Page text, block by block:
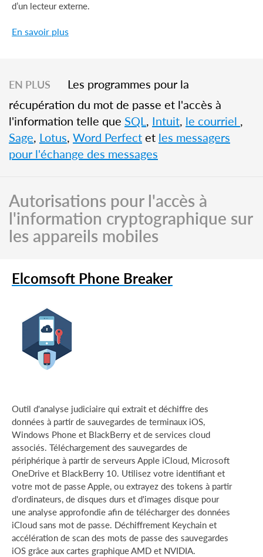
d’un lecteur externe.
En savoir plus
EN PLUS
Les programmes pour la
récupération du mot de passe et l'accès à
l'information telle que SQL , Intuit, le courriel ,
Sage, Lotus, Word Perfect et les messagers
pour l'échange des messages
Autorisations pour l'accès à
l'information cryptographique sur
les appareils mobiles
Elcomsoft Phone Breaker
Outil d'analyse judiciaire qui extrait et déchiffre des
données à partir de sauvegardes de terminaux iOS,
Windows Phone et BlackBerry et de services cloud
associés. Téléchargement des sauvegardes de
périphérique à partir de serveurs Apple iCloud, Microsoft
OneDrive et BlackBerry 10. Utilisez votre identifiant et
votre mot de passe Apple, ou extrayez des tokens à partir
d'ordinateurs, de disques durs et d'images disque pour
une analyse approfondie afin de télécharger des données
iCloud sans mot de passe. Déchiffrement Keychain et
accélération de scan des mots de passe des sauvegardes
iOS grâce aux cartes graphique AMD et NVIDIA.